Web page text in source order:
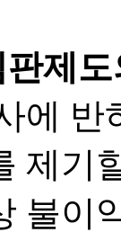
제
에
제기
불이